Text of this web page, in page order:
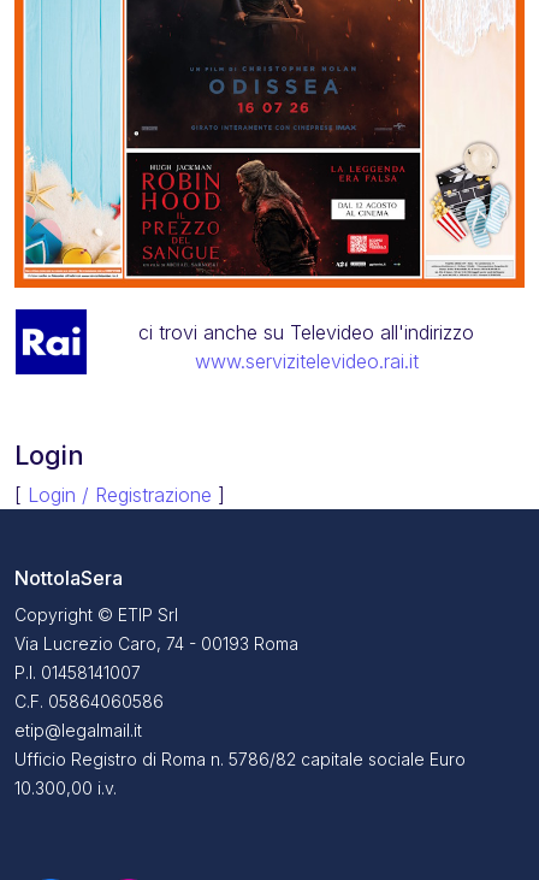
ci trovi anche su Televideo all'indirizzo
www.servizitelevideo.rai.it
Login
[ Login / Registrazione ]
NottolaSera
Copyright © ETIP Srl
Via Lucrezio Caro, 74 - 00193 Roma
P.I. 01458141007
C.F. 05864060586
etip@legalmail.it
Ufficio Registro di Roma n. 5786/82 capitale sociale Euro
10.300,00 i.v.